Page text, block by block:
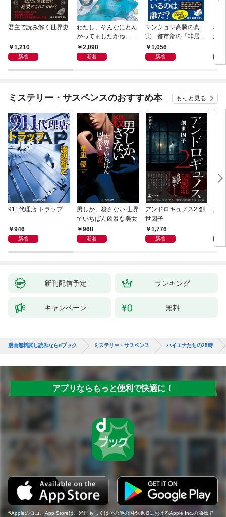
君主で読み解く世界史
1,210
新着
わたし、そんなにとん
がってましたかね。
獅子座、Ａ型、丙午は
めぐる
2,090
新着
マンション高騰の真
実 都市部の「非居住
化」が街を壊す
1,056
新着
私
紀
ミステリー・サスペンスのおすすめ本 もっと見る
911代理店 トラップ
946
新着
男しか、殺さない 世界
でいちばん凶暴な美女
968
新着
アンドロギュノス2 創
世因子
1,776
新着
姐
新刊配信予定 ランキング
キャンペーン 無料
漫画無料試し読みならdブック ミステリー・サスペンス ハイエナたちの25時
アプリならもっと便利で快適に！
Appleのロゴ、App Storeは、米国もしくはその他の国や地域におけるApple Inc.の商標で